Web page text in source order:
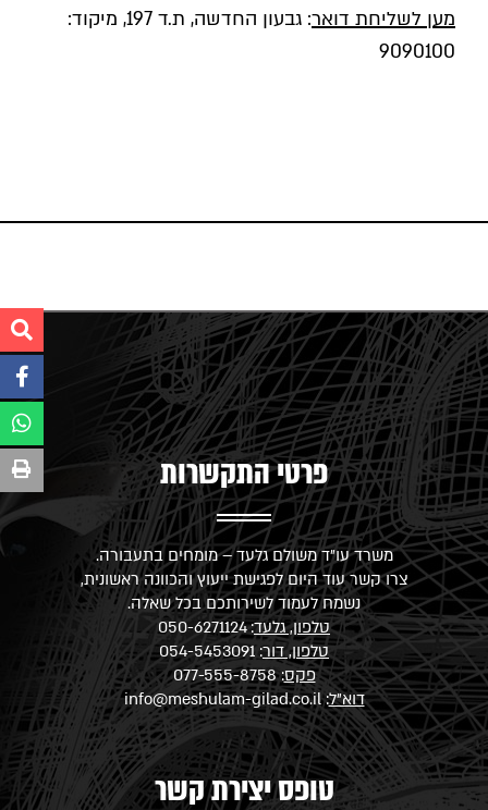
מען לשליחת דואר
: גבעון החדשה, ת.ד 197, מיקוד:
9090100
פרטי התקשרות
משרד עו"ד משולם גלעד – מומחים בתעבורה.
צרו קשר עוד היום לפגישת ייעוץ והכוונה ראשונית,
נשמח לעמוד לשירותכם בכל שאלה.
טלפון, גלעד:
050-6271124
טלפון, דור:
054-5453091
פקס: 077-555-8758
דוא"ל:
info@meshulam-gilad.co.il
טופס יצירת קשר